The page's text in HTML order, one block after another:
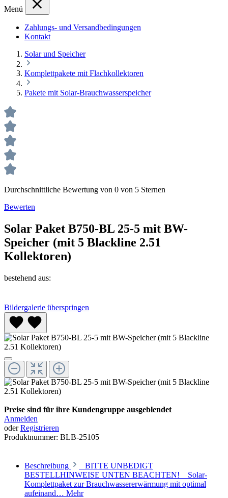
Menü
Zahlungs- und Versandbedingungen
Kontakt
Solar und Speicher
Komplettpakete mit Flachkollektoren
Pakete mit Solar-Brauchwasserspeicher
Durchschnittliche Bewertung von 0 von 5 Sternen
Bewerten
Solar Paket B750-BL 25-5 mit BW-
Speicher (mit 5 Blackline 2.51
Kollektoren)
bestehend aus:
Bildergalerie überspringen
Preise sind für ihre Kundengruppe ausgeblendet
Anmelden
oderRegistrieren
Produktnummer: BLB-25105
Beschreibung
BITTE UNBEDIGT
BESTELLHINWEISE UNTEN BEACHTEN! Solar-
Komplettpaket zur Brauchwassererwärmung mit optimal
aufeinand… Mehr